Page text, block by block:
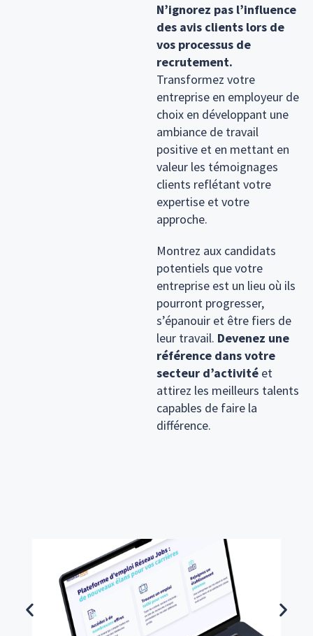
N’ignorez pas l’influence
des avis clients lors de
vos processus de
recrutement.
Transformez votre
entreprise en employeur de
choix en développant une
ambiance de travail
positive et en mettant en
valeur les témoignages
clients reflétant votre
expertise et votre
approche.
Montrez aux candidats
potentiels que votre
entreprise est un lieu où ils
pourront progresser,
s’épanouir et être fiers de
leur travail. Devenez une
référence dans votre
secteur d’activité et
attirez les meilleurs talents
capables de faire la
différence.